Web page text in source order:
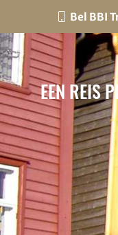
Bel BBI
EEN REIS